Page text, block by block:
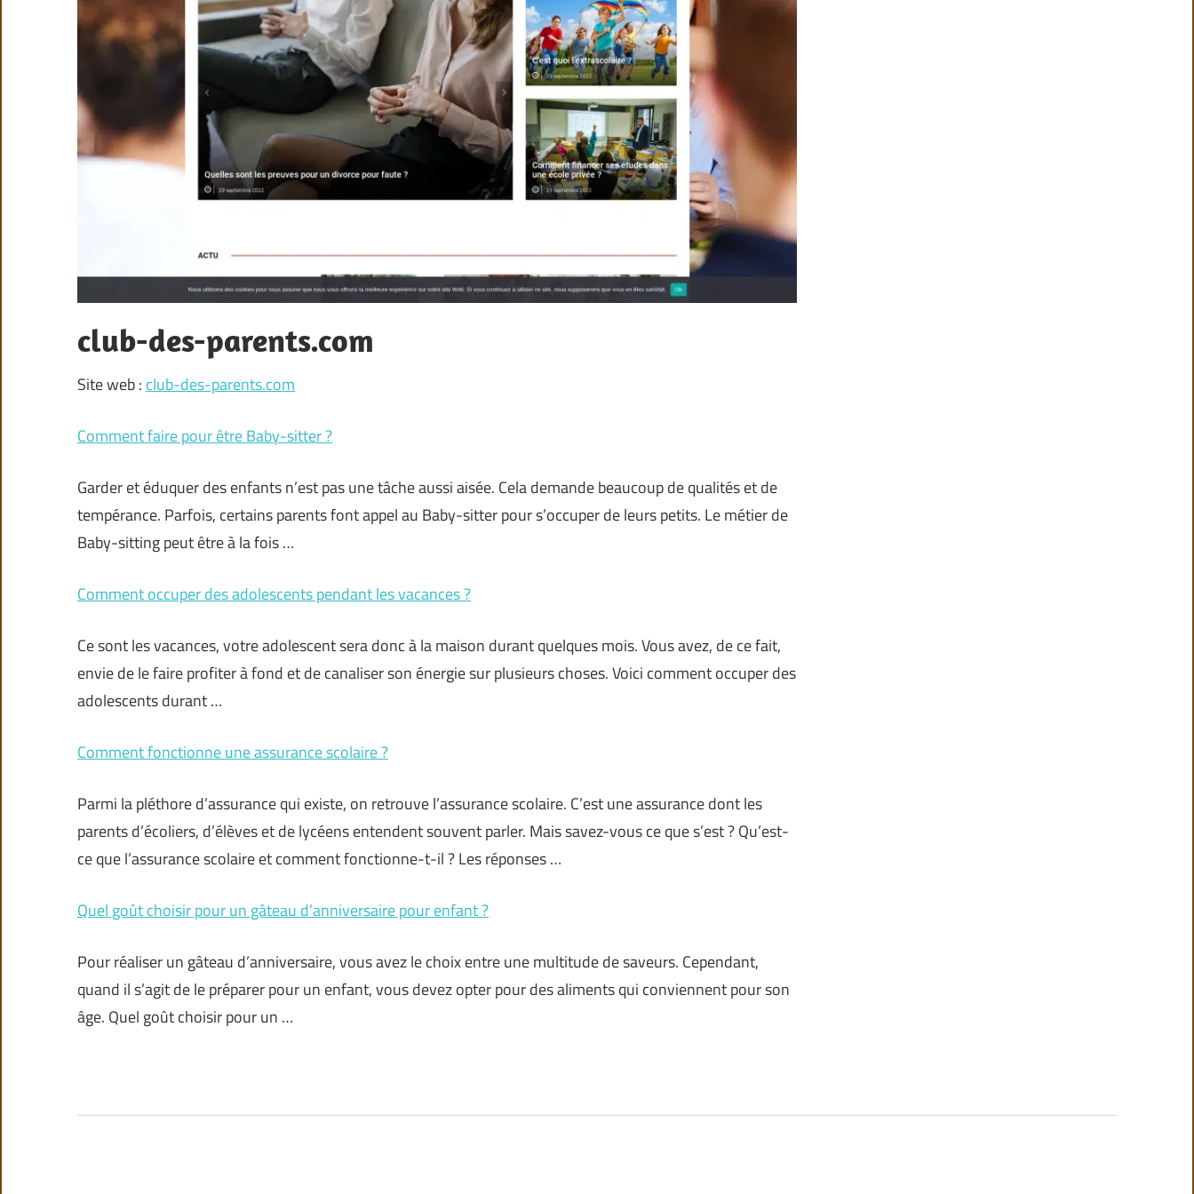
club-des-parents.com
Site web : club-des-parents.com
Comment faire pour être Baby-sitter ?
Garder et éduquer des enfants n’est pas une tâche aussi aisée. Cela demande beaucoup de qualités et de
tempérance. Parfois, certains parents font appel au Baby-sitter pour s’occuper de leurs petits. Le métier de
Baby-sitting peut être à la fois …
Comment occuper des adolescents pendant les vacances ?
Ce sont les vacances, votre adolescent sera donc à la maison durant quelques mois. Vous avez, de ce fait,
envie de le faire profiter à fond et de canaliser son énergie sur plusieurs choses. Voici comment occuper des
adolescents durant …
Comment fonctionne une assurance scolaire ?
Parmi la pléthore d’assurance qui existe, on retrouve l’assurance scolaire. C’est une assurance dont les
parents d’écoliers, d’élèves et de lycéens entendent souvent parler. Mais savez-vous ce que s’est ? Qu’est-
ce que l’assurance scolaire et comment fonctionne-t-il ? Les réponses …
Quel goût choisir pour un gâteau d’anniversaire pour enfant ?
Pour réaliser un gâteau d’anniversaire, vous avez le choix entre une multitude de saveurs. Cependant,
quand il s’agit de le préparer pour un enfant, vous devez opter pour des aliments qui conviennent pour son
âge. Quel goût choisir pour un …